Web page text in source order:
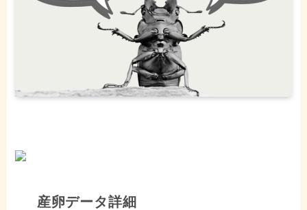
産卵データ詳細